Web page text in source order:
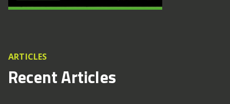
ARTICLES
Recent Articles